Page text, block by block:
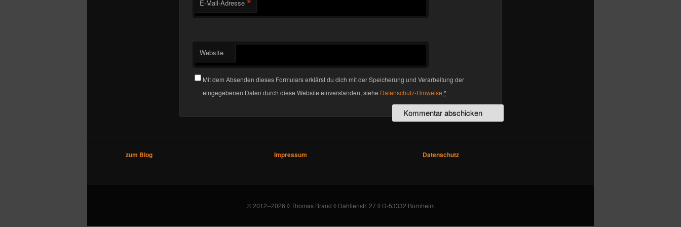
E-Mail-Adresse
Website
Mit dem Absenden dieses Formulars erklärst du dich mit der Speicherung und Verarbeitung der
eingegebenen Daten durch diese Website einverstanden, siehe Datenschutz-Hinweise *
zum Blog Impressum Datenschutz
© 2012--2026 ◊ Thomas Brand ◊ Dahlienstr. 27 ◊ D-53332 Bornheim